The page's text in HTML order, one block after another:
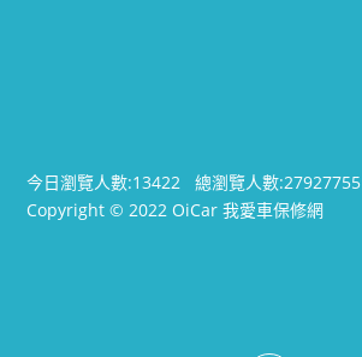
今日瀏覽人數:13422總瀏覽人數:27927755
Copyright © 2022 OiCar 我愛車保修網